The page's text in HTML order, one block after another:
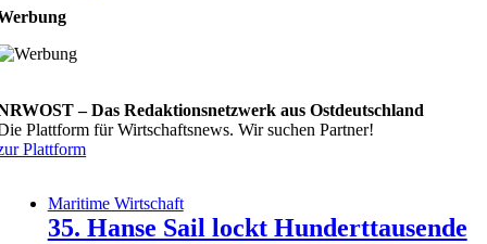
– Das Redaktionsnetzwerk aus Ostdeutschland
Plattform für Wirtschaftsnews. Wir suchen Partner!
Plattform
Maritime Wirtschaft
35. Hanse Sail lockt Hunderttausende